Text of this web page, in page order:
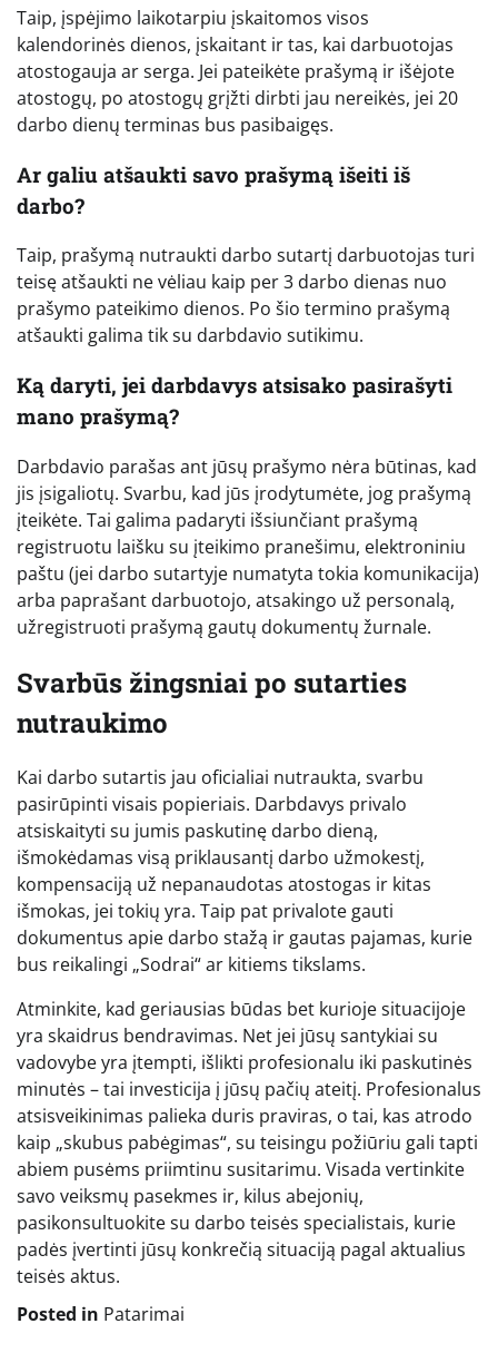
Taip, įspėjimo laikotarpiu įskaitomos visos
kalendorinės dienos, įskaitant ir tas, kai darbuotojas
atostogauja ar serga. Jei pateikėte prašymą ir išėjote
atostogų, po atostogų grįžti dirbti jau nereikės, jei 20
darbo dienų terminas bus pasibaigęs.
Ar galiu atšaukti savo prašymą išeiti iš
darbo?
Taip, prašymą nutraukti darbo sutartį darbuotojas turi
teisę atšaukti ne vėliau kaip per 3 darbo dienas nuo
prašymo pateikimo dienos. Po šio termino prašymą
atšaukti galima tik su darbdavio sutikimu.
Ką daryti, jei darbdavys atsisako pasirašyti
mano prašymą?
Darbdavio parašas ant jūsų prašymo nėra būtinas, kad
jis įsigaliotų. Svarbu, kad jūs įrodytumėte, jog prašymą
įteikėte. Tai galima padaryti išsiunčiant prašymą
registruotu laišku su įteikimo pranešimu, elektroniniu
paštu (jei darbo sutartyje numatyta tokia komunikacija)
arba paprašant darbuotojo, atsakingo už personalą,
užregistruoti prašymą gautų dokumentų žurnale.
Svarbūs žingsniai po sutarties
nutraukimo
Kai darbo sutartis jau oficialiai nutraukta, svarbu
pasirūpinti visais popieriais. Darbdavys privalo
atsiskaityti su jumis paskutinę darbo dieną,
išmokėdamas visą priklausantį darbo užmokestį,
kompensaciją už nepanaudotas atostogas ir kitas
išmokas, jei tokių yra. Taip pat privalote gauti
dokumentus apie darbo stažą ir gautas pajamas, kurie
bus reikalingi „Sodrai“ ar kitiems tikslams.
Atminkite, kad geriausias būdas bet kurioje situacijoje
yra skaidrus bendravimas. Net jei jūsų santykiai su
vadovybe yra įtempti, išlikti profesionalu iki paskutinės
minutės – tai investicija į jūsų pačių ateitį. Profesionalus
atsisveikinimas palieka duris praviras, o tai, kas atrodo
kaip „skubus pabėgimas“, su teisingu požiūriu gali tapti
abiem pusėms priimtinu susitarimu. Visada vertinkite
savo veiksmų pasekmes ir, kilus abejonių,
pasikonsultuokite su darbo teisės specialistais, kurie
padės įvertinti jūsų konkrečią situaciją pagal aktualius
teisės aktus.
Posted in Patarimai